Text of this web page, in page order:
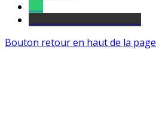
Bouton retour en haut de la page